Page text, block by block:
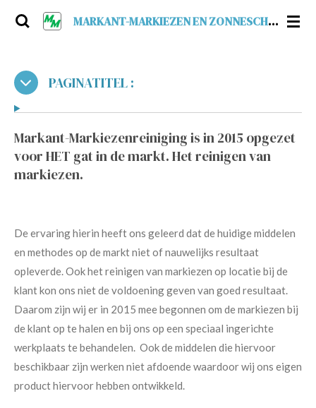
Ga
de
hoofdinhoud
MARKANT-MARKIEZEN EN ZONNESCHERMEN
PAGINATITEL :
Markant-Markiezenreiniging is in 2015 opgezet
voor HET gat in de markt. Het reinigen van
markiezen.
De ervaring hierin heeft ons geleerd dat de huidige middelen
en methodes op de markt niet of nauwelijks resultaat
opleverde. Ook het reinigen van markiezen op locatie bij de
klant kon ons niet de voldoening geven van goed resultaat.
Daarom zijn wij er in 2015 mee begonnen om de markiezen bij
de klant op te halen en bij ons op een speciaal ingerichte
werkplaats te behandelen. Ook de middelen die hiervoor
beschikbaar zijn werken niet afdoende waardoor wij ons eigen
product hiervoor hebben ontwikkeld.